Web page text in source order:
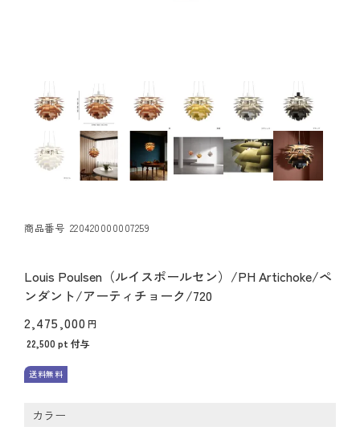
商品番号 220420000007259
Louis Poulsen（ルイスポールセン）/PH Artichoke/ペ
ンダント/アーティチョーク/720
2,475,000
22,500 pt 付与
送料無料
カラー